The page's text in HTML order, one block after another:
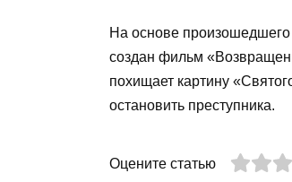
На основе
создан фильм
похищает картину
остановить преступника.
Оцените статью